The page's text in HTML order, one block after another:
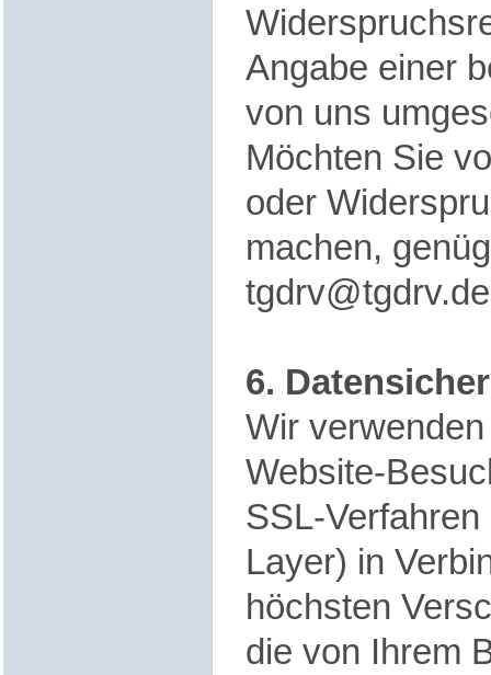
Angabe einer
von uns
Möchten Sie
oder
machen,
tgdrv@tgdrv.de
6.
Wir
Website-
SSL-
Layer) in
höchsten
die von Ihrem